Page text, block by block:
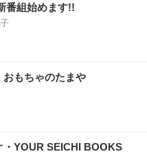
番組始めます!!
おもちゃのたまや
・YOUR SEICHI BOOKS